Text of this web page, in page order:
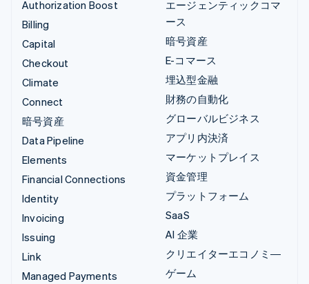
Authorization Boost
Billing
Capital
Checkout
Climate
Connect
暗号資産
Data Pipeline
Elements
Financial Connections
Identity
Invoicing
Issuing
Link
Managed Payments
エージェンティックコマ
ース
暗号資産
E-コマース
埋込型金融
財務の自動化
グローバルビジネス
アプリ内決済
マーケットプレイス
資金管理
プラットフォーム
SaaS
AI 企業
クリエイターエコノミ―
ゲーム